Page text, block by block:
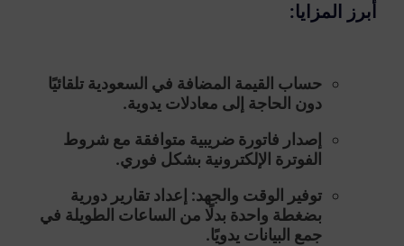
أبرز المزايا:
حساب القيمة المضافة في السعودية تلقائيًا
دون الحاجة إلى معادلات يدوية.
إصدار فاتورة ضريبية متوافقة مع شروط
الفوترة الإلكترونية بشكل فوري.
توفير الوقت والجهد: إعداد تقارير دورية
بضغطة واحدة بدلًا من الساعات الطويلة في
جمع البيانات يدويًا.